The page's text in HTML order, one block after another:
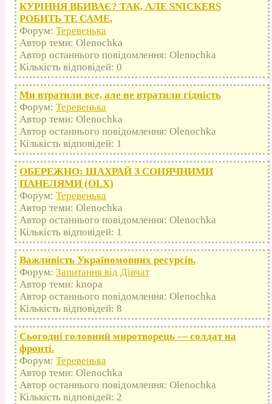
КУРІННЯ ВБИВАЄ? ТАК, АЛЕ SNICKERS
РОБИТЬ ТЕ САМЕ.
Форум: Теревенька
Автор теми: Olenochka
Автор останнього повідомлення: Olenochka
Кількість відповідей: 0
Ми втратили все, але не втратили гідність
Форум: Теревенька
Автор теми: Olenochka
Автор останнього повідомлення: Olenochka
Кількість відповідей: 1
ОБЕРЕЖНО: ШАХРАЙ З СОНЯЧНИМИ
ПАНЕЛЯМИ (OLX)
Форум: Теревенька
Автор теми: Olenochka
Автор останнього повідомлення: Olenochka
Кількість відповідей: 1
Важливість Україномовних ресурсів.
Форум: Запитання від Дівчат
Автор теми: knopa
Автор останнього повідомлення: Olenochka
Кількість відповідей: 8
Сьогодні головний миротворець — солдат на
фронті.
Форум: Теревенька
Автор теми: Olenochka
Автор останнього повідомлення: Olenochka
Кількість відповідей: 2